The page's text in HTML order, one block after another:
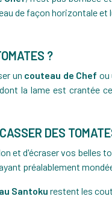
de façon horizontale et
?
un couteau de Chef ou
la lame est crantée
DES
et d'écraser vos belles
préalablement
Santoku restent les